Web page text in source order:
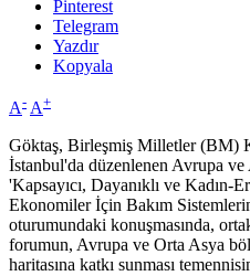
Pinterest
Telegram
Yazdır
Kopyala
A- A+
Göktaş, Birleşmiş Milletler (BM)
İstanbul'da düzenlenen Avrupa
'Kapsayıcı, Dayanıklı ve Kadın-
Ekonomiler İçin Bakım
oturumundaki konuşmasında,
forumun, Avrupa ve Orta Asya
haritasına katkı sunması